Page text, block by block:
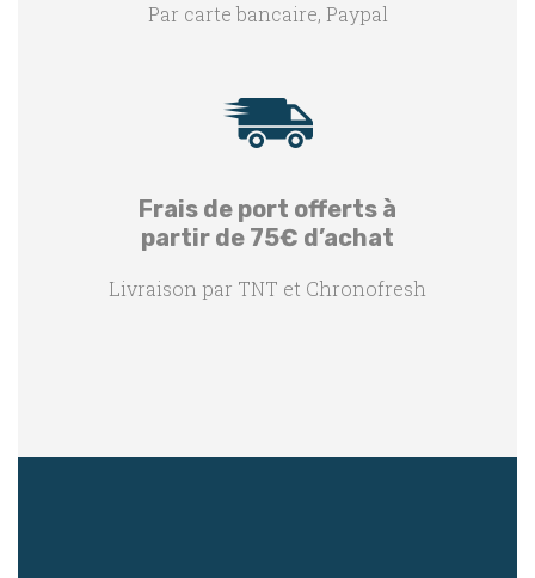
Par carte bancaire, Paypal
Frais de port offerts à
partir de 75€ d’achat
Livraison par TNT et Chronofresh